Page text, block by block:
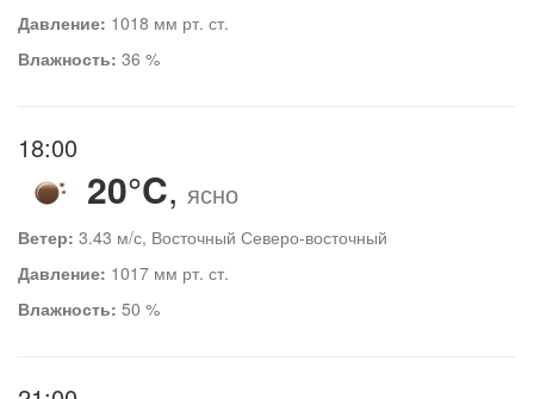
Давление: 1018 мм рт. ст.
Влажность: 36 %
18:00
20°C, ясно
Ветер: 3.43 м/с, Восточный Северо-восточный
Давление: 1017 мм рт. ст.
Влажность: 50 %